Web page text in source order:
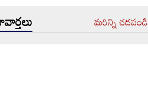
మరిన్ని చదవండి